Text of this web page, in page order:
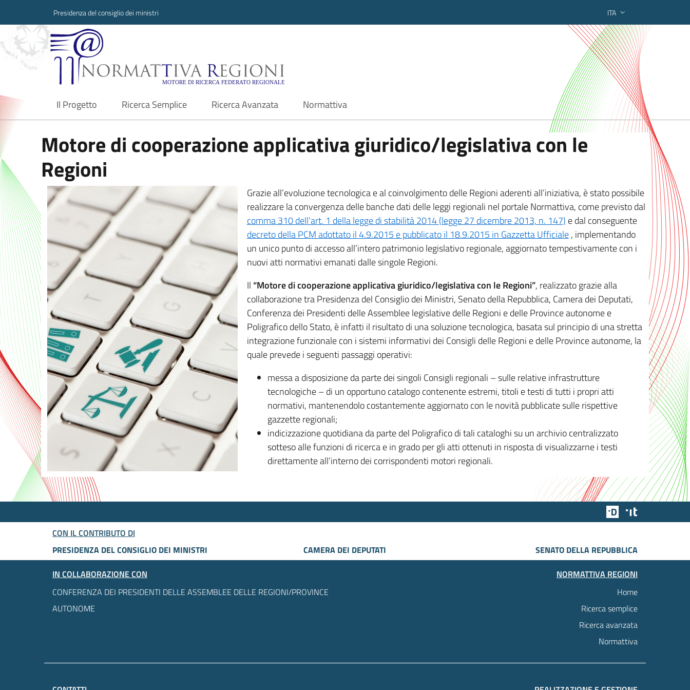
Presidenza del consiglio dei ministri ITA
Normattiva Regioni - Motore di ricerca federato regionale
Il Progetto
current Ricerca Semplice Ricerca Avanzata Normattiva
Motore di cooperazione applicativa giuridico/legislativa con le
Regioni
Grazie all’evoluzione tecnologica e al coinvolgimento delle Regioni aderenti all’iniziativa, è stato possibile
realizzare la convergenza delle banche dati delle leggi regionali nel portale Normattiva, come previsto dal
comma 310 dell’art. 1 della legge di stabilità 2014 (legge 27 dicembre 2013, n. 147) e dal conseguente
decreto della PCM adottato il 4.9.2015 e pubblicato il 18.9.2015 in Gazzetta Ufficiale, implementando
un unico punto di accesso all’intero patrimonio legislativo regionale, aggiornato tempestivamente con i
nuovi atti normativi emanati dalle singole Regioni.
Il “Motore di cooperazione applicativa giuridico/legislativa con le Regioni”, realizzato grazie alla
collaborazione tra Presidenza del Consiglio dei Ministri, Senato della Repubblica, Camera dei Deputati,
Conferenza dei Presidenti delle Assemblee legislative delle Regioni e delle Province autonome e
Poligrafico dello Stato, è infatti il risultato di una soluzione tecnologica, basata sul principio di una stretta
integrazione funzionale con i sistemi informativi dei Consigli delle Regioni e delle Province autonome, la
quale prevede i seguenti passaggi operativi:
messa a disposizione da parte dei singoli Consigli regionali – sulle relative infrastrutture
tecnologiche – di un opportuno catalogo contenente estremi, titoli e testi di tutti i propri atti
normativi, mantenendolo costantemente aggiornato con le novità pubblicate sulle rispettive
gazzette regionali;
indicizzazione quotidiana da parte del Poligrafico di tali cataloghi su un archivio centralizzato
sotteso alle funzioni di ricerca e in grado per gli atti ottenuti in risposta di visualizzarne i testi
direttamente all’interno dei corrispondenti motori regionali.
Team Digitale
CON IL CONTRIBUTO DI
PRESIDENZA DEL CONSIGLIO DEI MINISTRI
CAMERA DEI DEPUTATI
SENATO DELLA REPUBBLICA
IN COLLABORAZIONE CON
CONFERENZA DEI PRESIDENTI DELLE ASSEMBLEE DELLE REGIONI/PROVINCE
AUTONOME
NORMATTIVA REGIONI
Home
Ricerca semplice
Ricerca avanzata
Normattiva